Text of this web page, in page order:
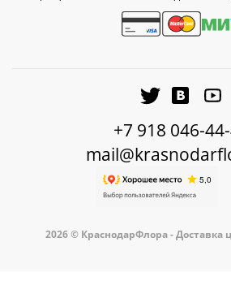
+7 918 046-
2026 © КраснодарФлора - Доставка